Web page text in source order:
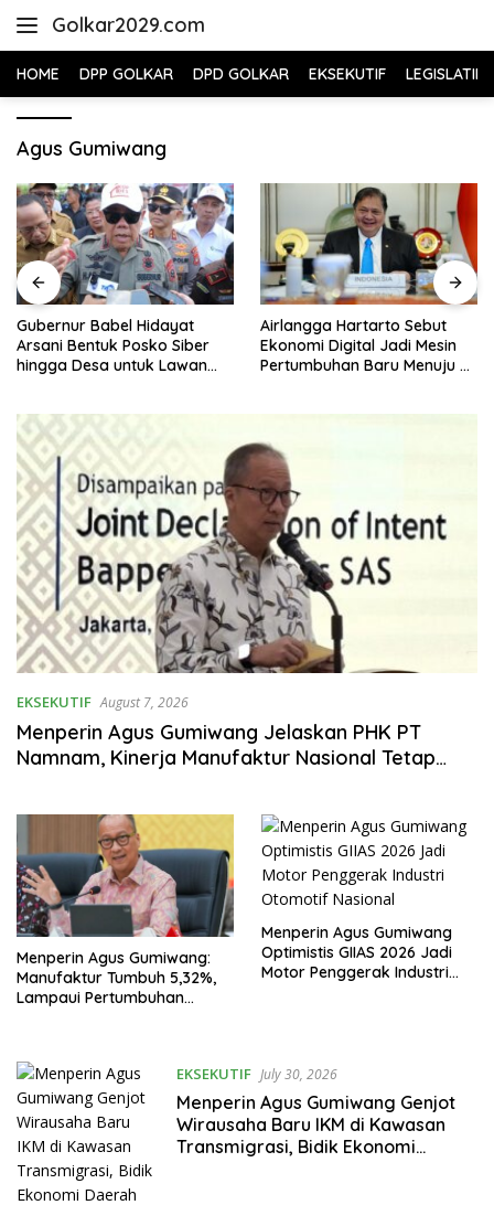
Golkar2029.com
HOME DPP GOLKAR DPD GOLKAR EKSEKUTIF LEGISLATIF
Agus Gumiwang
Gubernur Babel Hidayat
Arsani Bentuk Posko Siber
hingga Desa untuk Lawan
Airlangga Hartarto Sebut
Ekonomi Digital Jadi Mesin
Pertumbuhan Baru Menuju 8
EKSEKUTIF August 7, 2026
Menperin Agus Gumiwang Jelaskan PHK PT
Namnam, Kinerja Manufaktur Nasional Tetap
Menperin Agus Gumiwang:
Manufaktur Tumbuh 5,32%,
Lampaui Pertumbuhan
Menperin Agus Gumiwang
Optimistis GIIAS 2026 Jadi
Motor Penggerak Industri
EKSEKUTIF July 30, 2026
Menperin Agus Gumiwang Genjot
Wirausaha Baru IKM di Kawasan
Transmigrasi, Bidik Ekonomi